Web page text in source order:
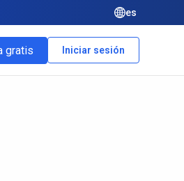
es
gratis Iniciar sesión